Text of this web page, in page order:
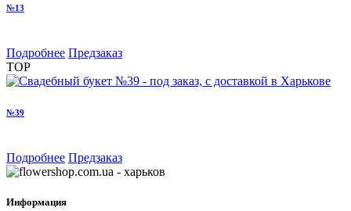
№13
Подробнее Предзаказ
TOP
№39
Подробнее Предзаказ
Информация